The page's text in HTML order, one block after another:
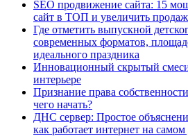
SEO продвижение сайта: 15
сайт в ТОП и увеличить
Где отметить выпускной
современных форматов,
идеального праздника
Инновационный скрытый
интерьере
Признание права
чего начать?
ДНС сервер: Простое
как работает интернет на самом